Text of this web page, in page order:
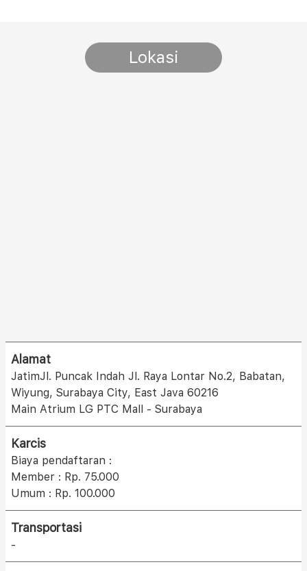
Lokasi
Alamat
JatimJl. Puncak Indah Jl. Raya Lontar No.2, Babatan,
Wiyung, Surabaya City, East Java 60216
Main Atrium LG PTC Mall - Surabaya
Karcis
Biaya pendaftaran :
Member : Rp. 75.000
Umum : Rp. 100.000
Transportasi
-